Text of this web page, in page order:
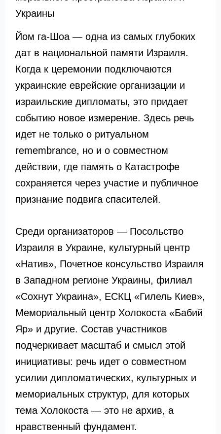
Украины
Йом га-Шоа — одна из самых глубоких
дат в национальной памяти Израиля.
Когда к церемонии подключаются
украинские еврейские организации и
израильские дипломаты, это придает
событию новое измерение. Здесь речь
идет не только о ритуальном
remembrance, но и о совместном
действии, где память о Катастрофе
сохраняется через участие и публичное
признание подвига спасителей.
Среди организаторов — Посольство
Израиля в Украине, культурный центр
«Натив», Почетное консульство Израиля
в Западном регионе Украины, филиал
«Сохнут Украина», ЕСКЦ «Гилель Киев»,
Мемориальный центр Холокоста «Бабий
Яр» и другие. Состав участников
подчеркивает масштаб и смысл этой
инициативы: речь идет о совместном
усилии дипломатических, культурных и
мемориальных структур, для которых
тема Холокоста — это не архив, а
нравственный фундамент.